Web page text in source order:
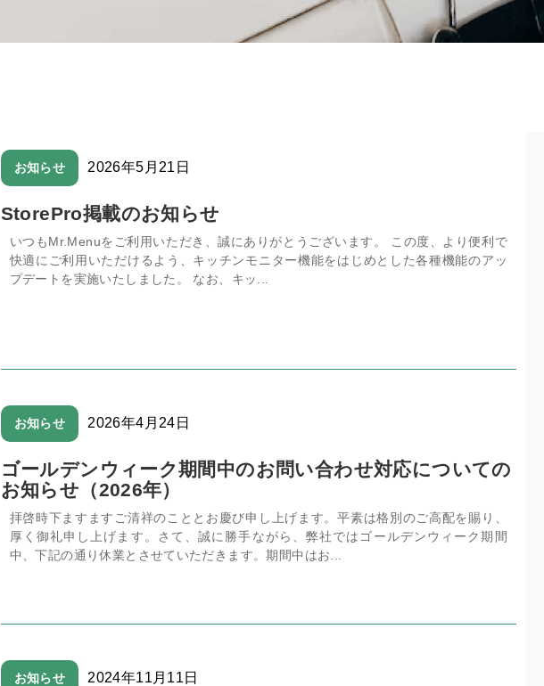
お知らせ 2026年5月21日
StorePro掲載のお知らせ
いつもMr.Menuをご利用いただき、誠にありがとうございます。 この度、より便利で
快適にご利用いただけるよう、キッチンモニター機能をはじめとした各種機能のアッ
プデートを実施いたしました。 なお、キッ...
お知らせ 2026年4月24日
ゴールデンウィーク期間中のお問い合わせ対応についての
お知らせ（2026年）
拝啓時下ますますご清祥のこととお慶び申し上げます。平素は格別のご高配を賜り、
厚く御礼申し上げます。さて、誠に勝手ながら、弊社ではゴールデンウィーク期間
中、下記の通り休業とさせていただきます。期間中はお...
お知らせ 2024年11月11日